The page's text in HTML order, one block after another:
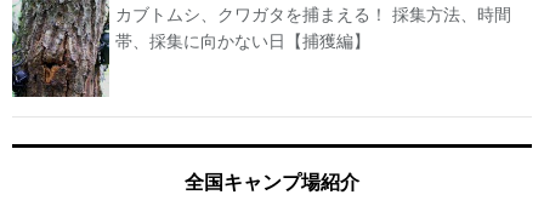
カブトムシ、クワガタを捕まえる！ 採集方法、時間
帯、採集に向かない日【捕獲編】
全国キャンプ場紹介